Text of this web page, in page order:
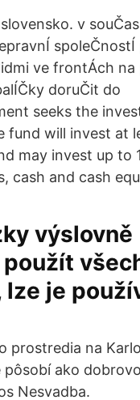
v
ve frontÁch na
doruČit do
seeks the
fund will invest at
may invest up to
cash and cash
výslovně
je
prostredia na
pôsobí ako
Nesvadba.